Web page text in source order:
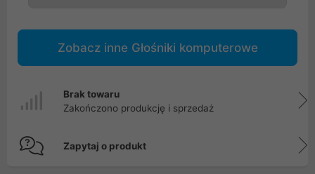
Zobacz inne Głośniki komputerowe
Brak towaru
Zakończono produkcję i sprzedaż
Zapytaj o produkt